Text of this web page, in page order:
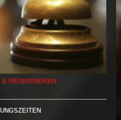
& RESERVIEREN